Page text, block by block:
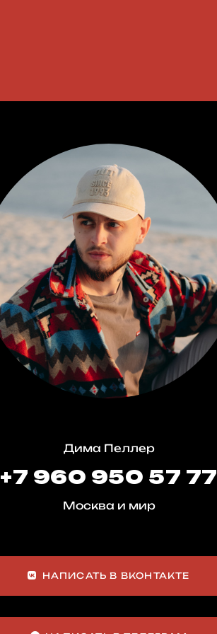
Дима Пеллер
+7 960 950 57 77
Москва и мир
НАПИСАТЬ В ВКОНТАКТЕ